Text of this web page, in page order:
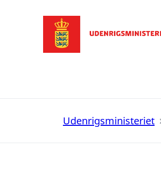
Udenrigsministeriet